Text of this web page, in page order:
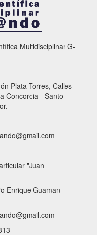
Multidisciplinar G-
Plata Torres, Calles
Concordia - Santo
"Juan
Enrique Guaman